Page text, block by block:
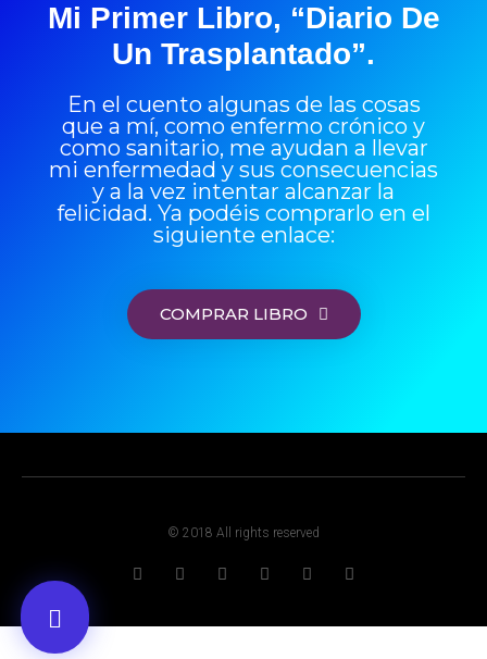
Mi Primer Libro, “Diario De
Un Trasplantado”.
En el cuento algunas de las cosas
que a mí, como enfermo crónico y
como sanitario, me ayudan a llevar
mi enfermedad y sus consecuencias
y a la vez intentar alcanzar la
felicidad. Ya podéis comprarlo en el
siguiente enlace:
COMPRAR LIBRO
© 2018 All rights reserved